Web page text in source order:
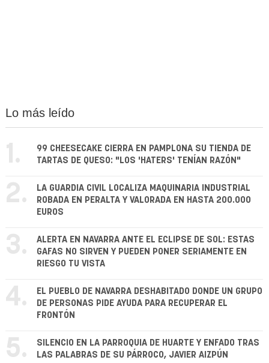
Lo más leído
1.
99 CHEESECAKE CIERRA EN PAMPLONA SU TIENDA DE
TARTAS DE QUESO: "LOS 'HATERS' TENÍAN RAZÓN"
2.
LA GUARDIA CIVIL LOCALIZA MAQUINARIA INDUSTRIAL
ROBADA EN PERALTA Y VALORADA EN HASTA 200.000
EUROS
3.
ALERTA EN NAVARRA ANTE EL ECLIPSE DE SOL: ESTAS
GAFAS NO SIRVEN Y PUEDEN PONER SERIAMENTE EN
RIESGO TU VISTA
4.
EL PUEBLO DE NAVARRA DESHABITADO DONDE UN GRUPO
DE PERSONAS PIDE AYUDA PARA RECUPERAR EL
FRONTÓN
5.
SILENCIO EN LA PARROQUIA DE HUARTE Y ENFADO TRAS
LAS PALABRAS DE SU PÁRROCO, JAVIER AIZPÚN